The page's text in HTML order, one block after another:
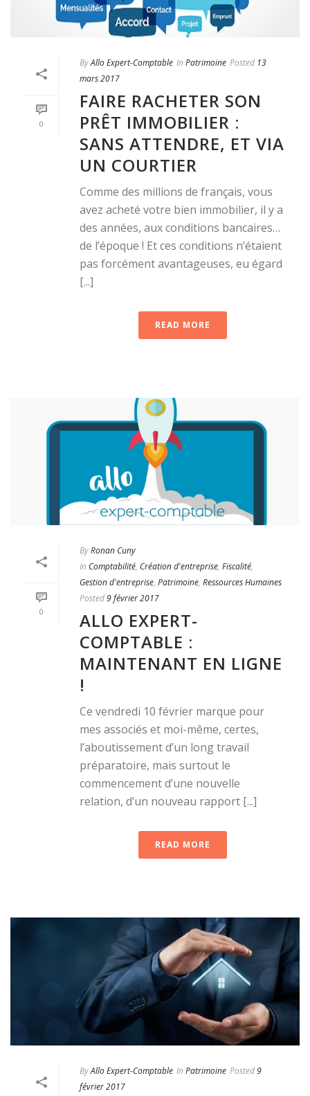
0
ByAllo Expert-Comptable In Patrimoine Posted 13
mars 2017
FAIRE RACHETER SON
PRÊT IMMOBILIER :
SANS ATTENDRE, ET VIA
UN COURTIER
Comme des millions de français, vous
avez acheté votre bien immobilier, il y a
des années, aux conditions bancaires…
de l’époque ! Et ces conditions n’étaient
pas forcément avantageuses, eu égard
[...]
READ MORE
0
ByRonan Cuny
In Comptabilité, Création d'entreprise, Fiscalité,
Gestion d'entreprise, Patrimoine, Ressources Humaines
Posted9 février 2017
ALLO EXPERT-
COMPTABLE :
MAINTENANT EN LIGNE
!
Ce vendredi 10 février marque pour
mes associés et moi-même, certes,
l’aboutissement d’un long travail
préparatoire, mais surtout le
commencement d’une nouvelle
relation, d’un nouveau rapport [...]
READ MORE
ByAllo Expert-Comptable In Patrimoine Posted9
février 2017